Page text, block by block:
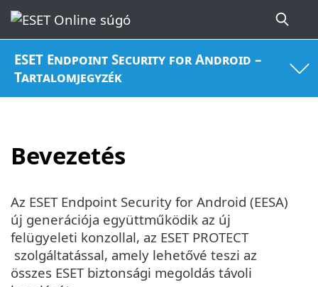
ESET Endpoint Security for Android –
Tartalomjegyzék
Bevezetés
Az ESET Endpoint Security for Android (EESA)
új generációja együttműködik az új
felügyeleti konzollal, az ESET PROTECT
szolgáltatással, amely lehetővé teszi az
összes ESET biztonsági megoldás távoli